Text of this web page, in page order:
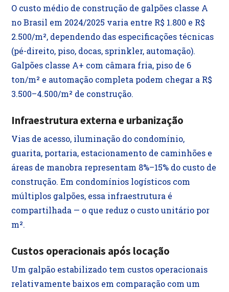
O custo médio de construção de galpões classe A
no Brasil em 2024/2025 varia entre R$ 1.800 e R$
2.500/m², dependendo das especificações técnicas
(pé-direito, piso, docas, sprinkler, automação).
Galpões classe A+ com câmara fria, piso de 6
ton/m² e automação completa podem chegar a R$
3.500–4.500/m² de construção.
Infraestrutura externa e urbanização
Vias de acesso, iluminação do condomínio,
guarita, portaria, estacionamento de caminhões e
áreas de manobra representam 8%–15% do custo de
construção. Em condomínios logísticos com
múltiplos galpões, essa infraestrutura é
compartilhada — o que reduz o custo unitário por
m².
Custos operacionais após locação
Um galpão estabilizado tem custos operacionais
relativamente baixos em comparação com um